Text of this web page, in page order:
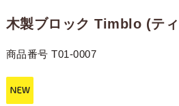
木製ブロック Timblo (テ
商品番号 T01-0007